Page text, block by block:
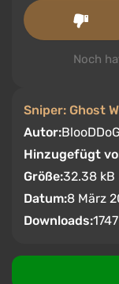
Sniper: Ghost
Autor:
Hinzugefügt
Größe:32.38 kB
Datum:8 März
Downloads:1747
Noch